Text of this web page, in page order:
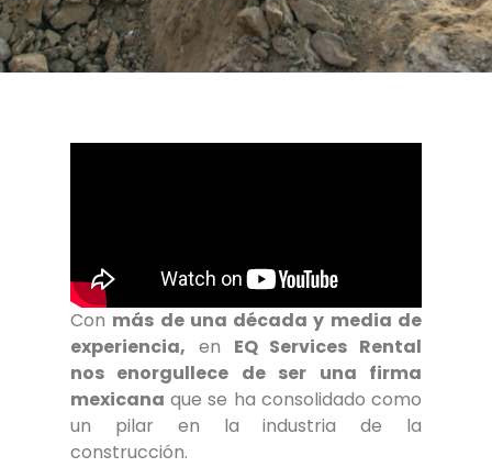
Con más de una década y media de
experiencia, en EQ Services Rental
nos enorgullece de ser una firma
mexicana que se ha consolidado como
un pilar en la industria de la
construcción.